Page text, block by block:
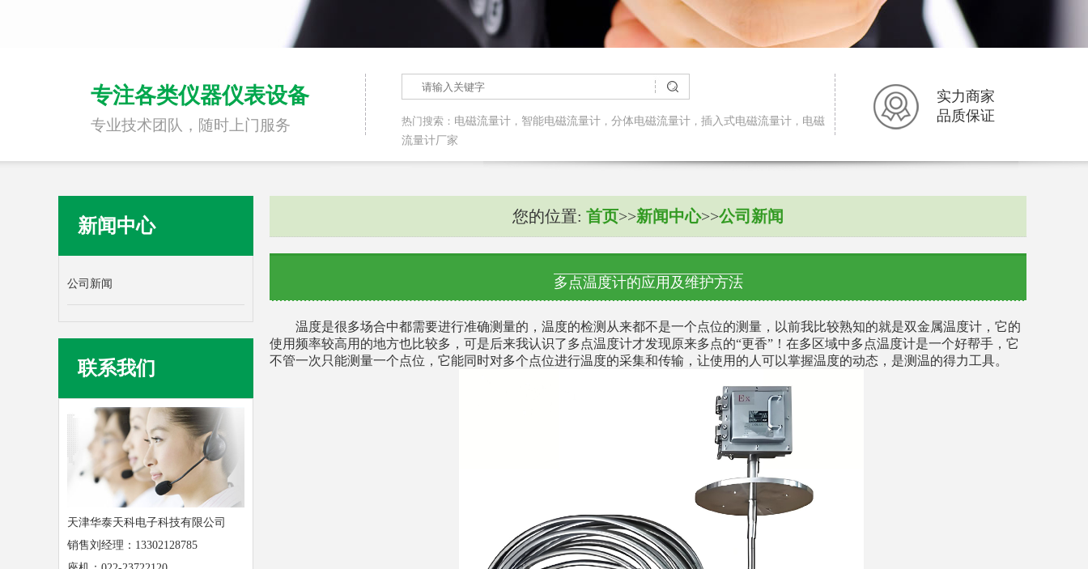
专注各类仪器仪表设备
专业技术团队，随时上门服务 热门搜索： 电磁流量计 ， 智能电磁流量计 ， 分体电磁流量计 ， 插入式电磁流量计 ， 电磁
流量计厂家
实力商家
品质保证
新闻中心
公司新闻
联系我们
天津华泰天科电子科技有限公司
销售刘经理：13302128785
您的位置: 首页>>新闻中心>>公司新闻
多点温度计的应用及维护方法
温度是很多场合中都需要进行准确测量的，温度的检测从来都不是一个点位的测量，以前我比较熟知的就是双金属温度计，它的
使用频率较高用的地方也比较多，可是后来我认识了多点温度计才发现原来多点的“更香”！在多区域中多点温度计是一个好帮手，它
不管一次只能测量一个点位，它能同时对多个点位进行温度的采集和传输，让使用的人可以掌握温度的动态，是测温的得力工具。